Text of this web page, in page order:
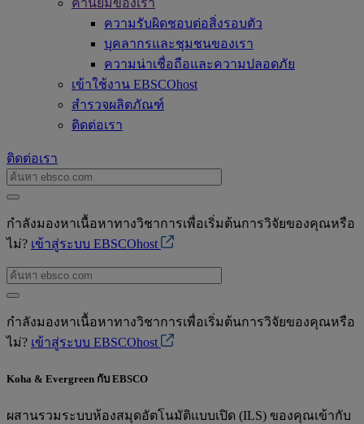
ค่านิยมของเรา
ความรับผิดชอบต่อสิ่งรอบตัว
บุคลากรและชุมชนของเรา
ความน่าเชื่อถือและความปลอดภัย
เข้าใช้งาน EBSCOhost
สำรวจผลิตภัณฑ์
ติดต่อเรา
ติดต่อเรา
กำลังมองหาเนื้อหาทางวิชาการเพื่อเริ่มต้นการวิจัยของคุณหรือ
ไม่? เข้าสู่ระบบ EBSCOhost
กำลังมองหาเนื้อหาทางวิชาการเพื่อเริ่มต้นการวิจัยของคุณหรือ
ไม่? เข้าสู่ระบบ EBSCOhost
Koha & Evergreen กับ EBSCO
ผสานรวมระบบห้องสมุดอัตโนมัติแบบเปิด (ILS) ของคุณเข้ากับ